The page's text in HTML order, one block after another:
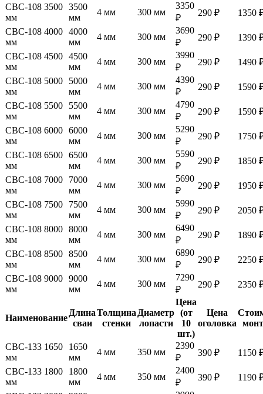
СВС-108 3500
мм
3500
мм
4 мм 300 мм
3350
₽
290 ₽
1350
СВС-108 4000
мм
4000
мм
4 мм 300 мм
3690
₽
290 ₽
1390
СВС-108 4500
мм
4500
мм
4 мм 300 мм
3990
₽
290 ₽
1490
СВС-108 5000
мм
5000
мм
4 мм 300 мм
4390
₽
290 ₽
1590
СВС-108 5500
мм
5500
мм
4 мм 300 мм
4790
₽
290 ₽
1590
СВС-108 6000
мм
6000
мм
4 мм 300 мм
5290
₽
290 ₽
1750
СВС-108 6500
мм
6500
мм
4 мм 300 мм
5590
₽
290 ₽
1850
СВС-108 7000
мм
7000
мм
4 мм 300 мм
5690
₽
290 ₽
1950
СВС-108 7500
мм
7500
мм
4 мм 300 мм
5990
₽
290 ₽
2050
СВС-108 8000
мм
8000
мм
4 мм 300 мм
6490
₽
290 ₽
1890
СВС-108 8500
мм
8500
мм
4 мм 300 мм
6890
₽
290 ₽
2250
СВС-108 9000
мм
9000
мм
4 мм 300 мм
7290
₽
290 ₽ 2350
Наименование
Длина
сваи
Толщина
стенки
Диаметр
лопасти
Цена
(от
10
шт.)
Цена
оголовка
СВС-133 1650
мм
1650
мм
4 мм 350 мм
2390
₽
390 ₽
1150
СВС-133 1800
мм
1800
мм
4 мм 350 мм
2400
₽
390 ₽
1190